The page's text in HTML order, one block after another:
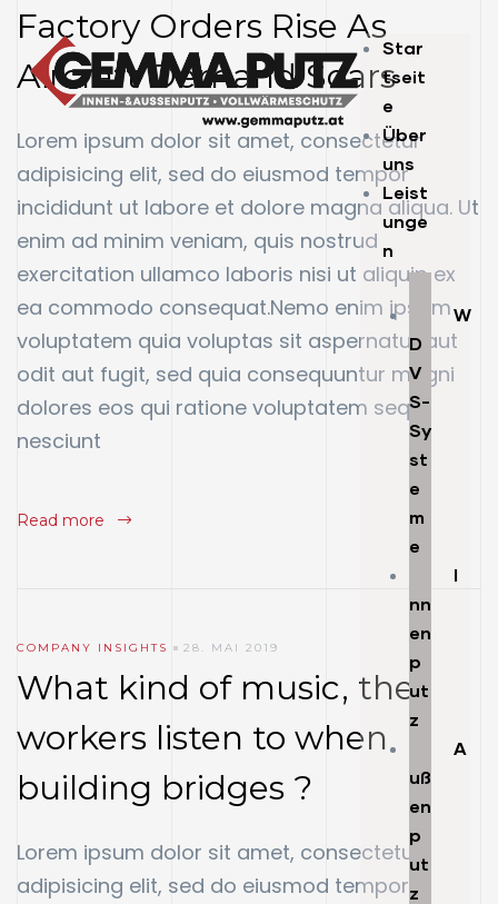
Star
tseit
e
Über
uns
Leist
unge
n
W
D
V
S-
Sy
st
e
m
e
I
nn
en
p
ut
z
A
uß
en
p
ut
z
Factory Orders Rise As
Aircraft Demand Soars
Lorem ipsum dolor sit amet, consectetur
adipisicing elit, sed do eiusmod tempor
incididunt ut labore et dolore magna aliqua. Ut
enim ad minim veniam, quis nostrud
exercitation ullamco laboris nisi ut aliquip ex
ea commodo consequat.Nemo enim ipsam
voluptatem quia voluptas sit aspernatur aut
odit aut fugit, sed quia consequuntur magni
dolores eos qui ratione voluptatem sequi
nesciunt
Read more
COMPANY INSIGHTS 28. MAI 2019
What kind of music, the
workers listen to when
building bridges ?
Lorem ipsum dolor sit amet, consectetur
adipisicing elit, sed do eiusmod tempor